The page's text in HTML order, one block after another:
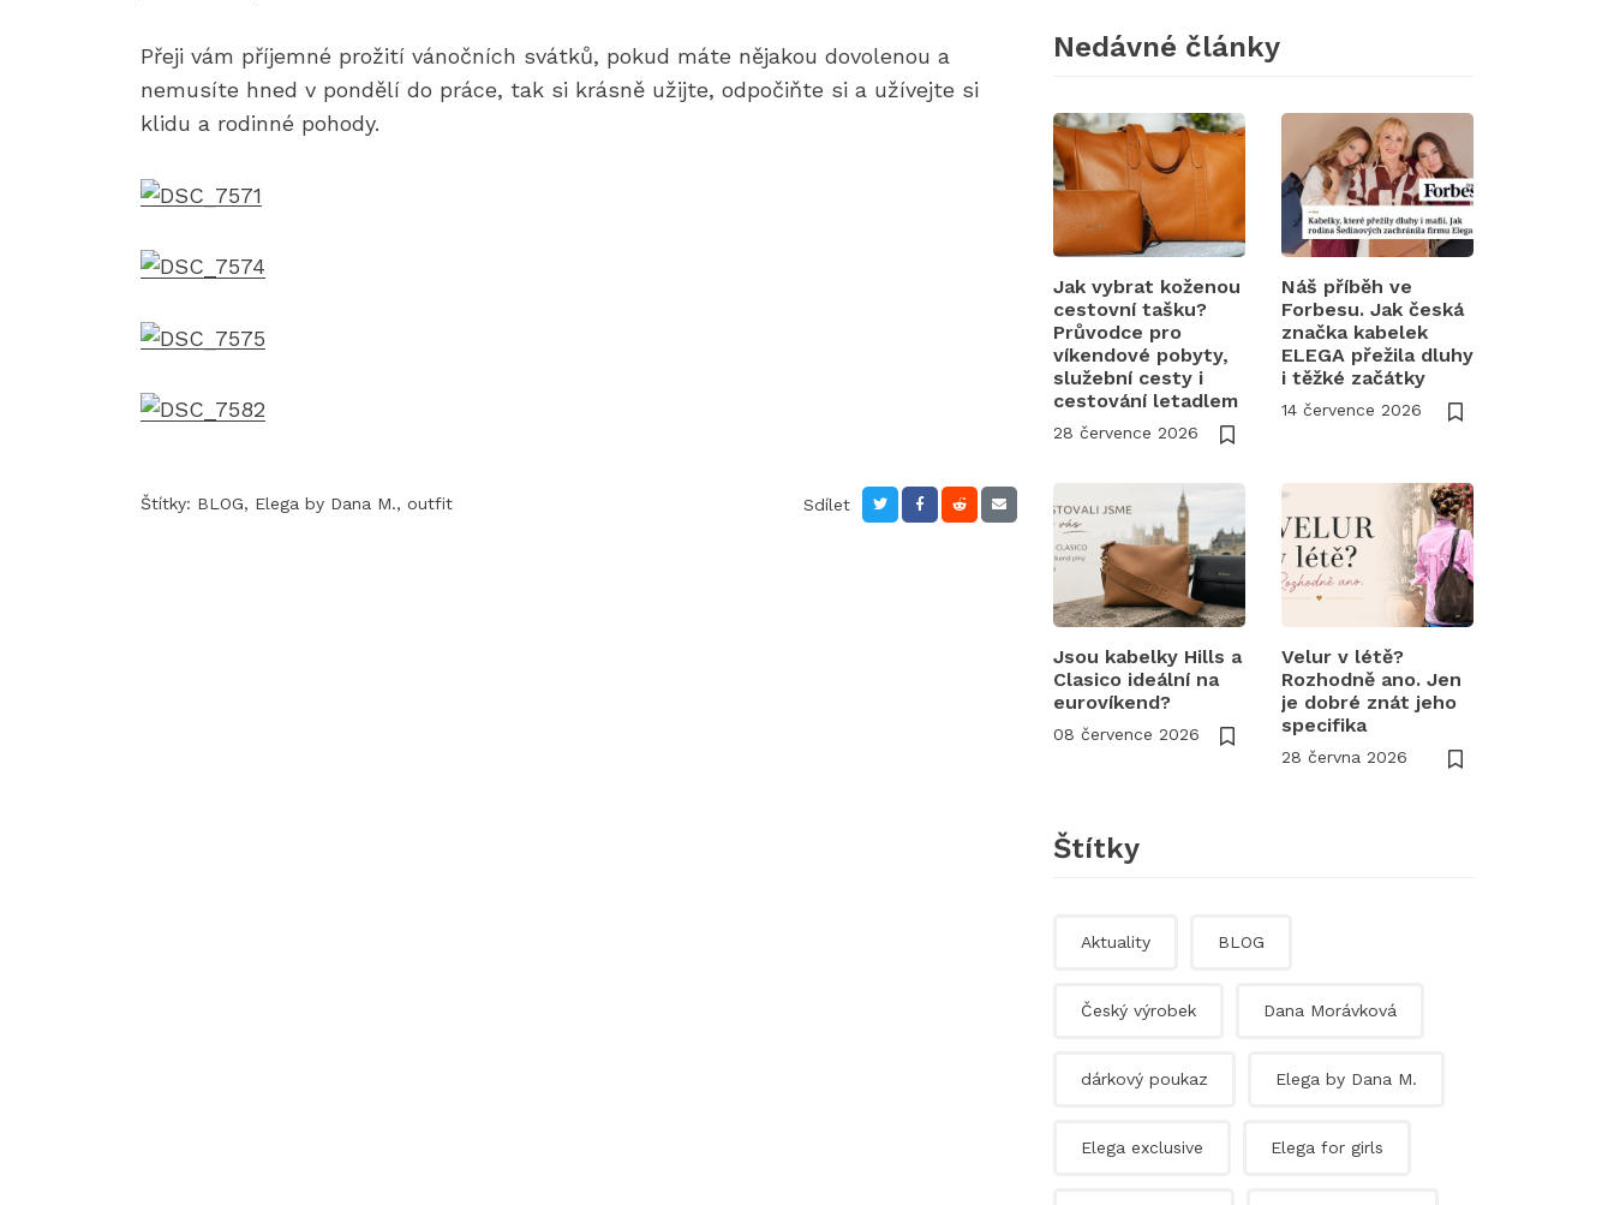
Přeji vám příjemné prožití vánočních svátků, pokud máte nějakou dovolenou a
nemusíte hned v pondělí do práce, tak si krásně užijte, odpočiňte si a užívejte si
klidu a rodinné pohody.
Štítky: BLOG, Elega by Dana M., outfit Sdílet
Nedávné články
Jak vybrat koženou
cestovní tašku?
Průvodce pro
víkendové pobyty,
služební cesty i
cestování letadlem
28 července 2026
Náš příběh ve
Forbesu. Jak česká
značka kabelek
ELEGA přežila dluhy
i těžké začátky
14 července 2026
Jsou kabelky Hills a
Clasico ideální na
eurovíkend?
08 července 2026
Velur v létě?
Rozhodně ano. Jen
je dobré znát jeho
specifika
28 června 2026
Štítky
Aktuality BLOG
Český výrobek Dana Morávková
dárkový poukaz Elega by Dana M.
Elega exclusive Elega for girls